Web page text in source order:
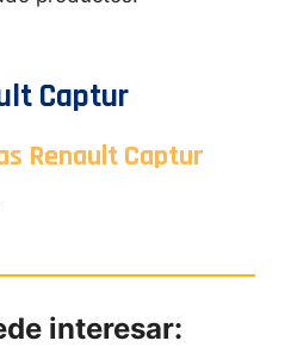
Captur
Renault Captur
interesar: